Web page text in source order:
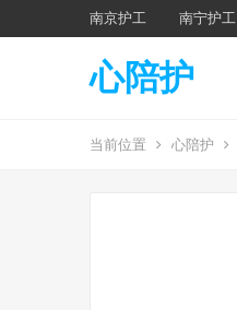
南京护工 南宁护工
心陪护
当前位置 心陪护